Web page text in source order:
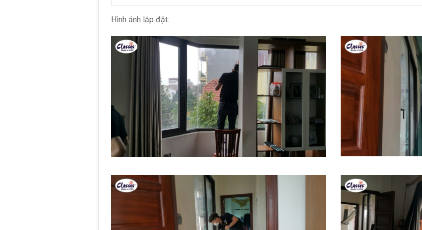
Hình ảnh lắp đặt: